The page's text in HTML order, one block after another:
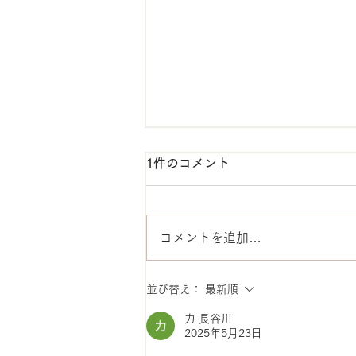
【税理士コラム】開業女子、
必見！サロンで使える補助金
1件のコメント
コメントを追加…
並び替え： 最新順
力 長谷川
2025年5月23日